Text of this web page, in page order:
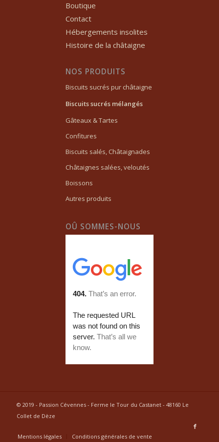
Boutique
Contact
Hébergements insolites
Histoire de la châtaigne
NOS PRODUITS
Biscuits sucrés pur châtaigne
Biscuits sucrés mélangés
Gâteaux & Tartes
Confitures
Biscuits salés, Châtaignades
Châtaignes salées, veloutés
Boissons
Autres produits
OÛ SOMMES-NOUS
© 2019 - Passion Cévennes - Ferme le Tour du Castanet - 48160 Le
Collet de Dèze
Mentions légales Conditions générales de vente